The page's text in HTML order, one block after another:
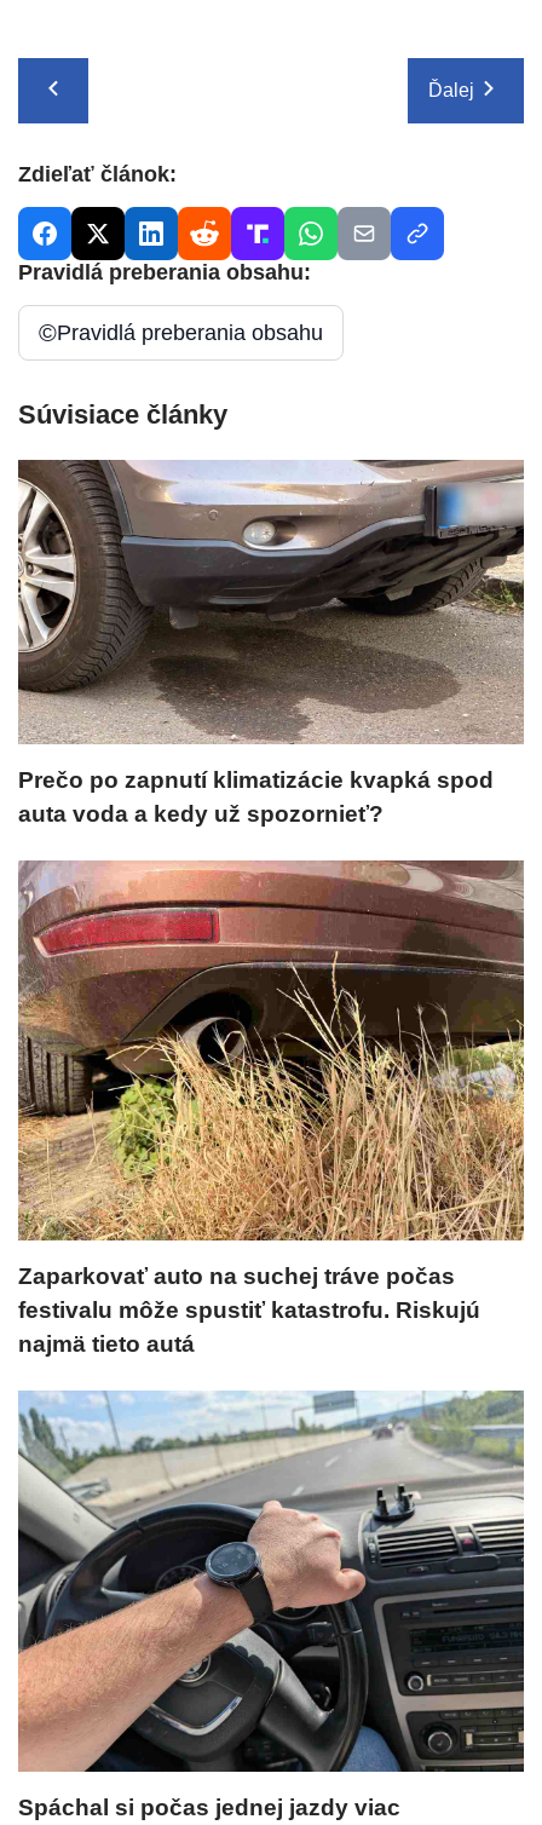
Ďalej
Zdieľať článok:
Pravidlá preberania obsahu:
©Pravidlá preberania obsahu
Súvisiace články
Prečo po zapnutí klimatizácie kvapká spod
auta voda a kedy už spozornieť?
Zaparkovať auto na suchej tráve počas
festivalu môže spustiť katastrofu. Riskujú
najmä tieto autá
Spáchal si počas jednej jazdy viac